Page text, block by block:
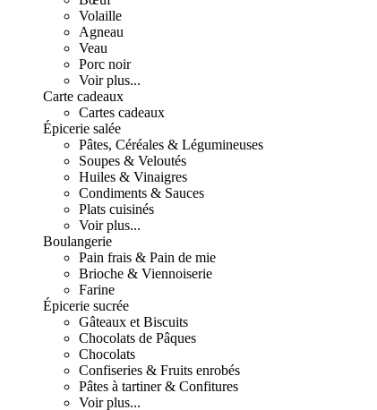
Volaille
Agneau
Veau
Porc noir
Voir plus...
Carte cadeaux
Cartes cadeaux
Épicerie salée
Pâtes, Céréales & Légumineuses
Soupes & Veloutés
Huiles & Vinaigres
Condiments & Sauces
Plats cuisinés
Voir plus...
Boulangerie
Pain frais & Pain de mie
Brioche & Viennoiserie
Farine
Épicerie sucrée
Gâteaux et Biscuits
Chocolats de Pâques
Chocolats
Confiseries & Fruits enrobés
Pâtes à tartiner & Confitures
Voir plus...